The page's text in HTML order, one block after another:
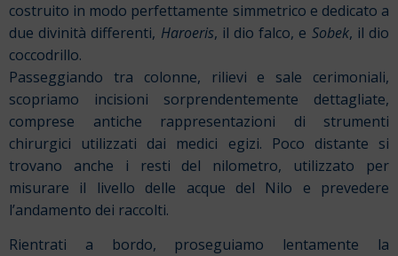
costruito in modo perfettamente simmetrico e dedicato a
due divinità differenti, Haroeris, il dio falco, e Sobek, il dio
coccodrillo.
Passeggiando tra colonne, rilievi e sale cerimoniali,
scopriamo incisioni sorprendentemente dettagliate,
comprese antiche rappresentazioni di strumenti
chirurgici utilizzati dai medici egizi. Poco distante si
trovano anche i resti del nilometro, utilizzato per
misurare il livello delle acque del Nilo e prevedere
l’andamento dei raccolti.
Rientrati a bordo, proseguiamo lentamente la